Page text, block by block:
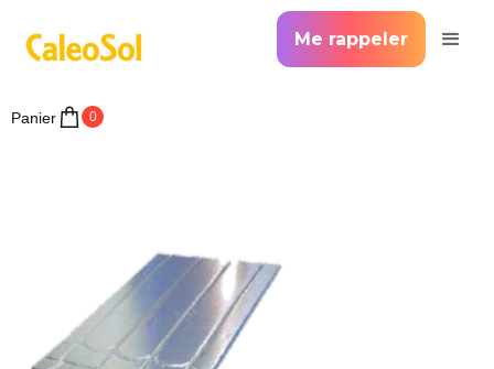
Me rappeler
Panier 0
Accueil >Plancher Chauffant Caleosol classique